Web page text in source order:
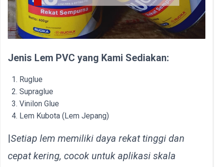
Jenis Lem PVC yang Kami Sediakan:
Ruglue
Supraglue
Vinilon Glue
Lem Kubota (Lem Jepang)
|Setiap lem memiliki daya rekat tinggi dan
cepat kering, cocok untuk aplikasi skala